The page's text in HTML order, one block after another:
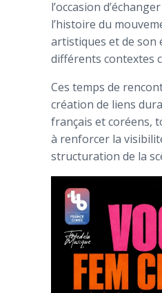
l’occasion
l’histoire du
artistiques et de son
différents contextes
Ces temps de
création de liens
français et coréens,
à renforcer la
structuration de la